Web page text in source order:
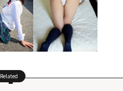
Related